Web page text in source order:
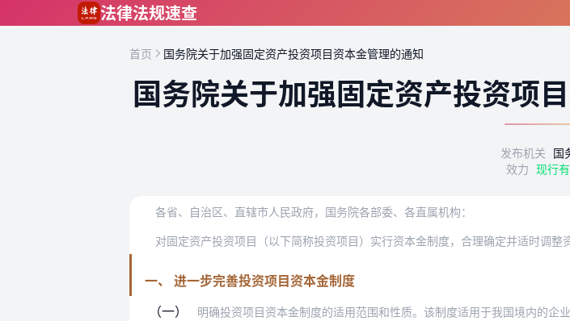
法律法规速查
首页 国务院关于加强固定资产投资项目资本金管理的通知
国务院关于加强固定资产投资项
发布机关 国
效力 现行
各省、自治区、直辖市人民政府，国务院各部委、各直属机构：
一、 进一步完善投资项目资本金制度
（一）
明确投资项目资本金制度的适用范围和性质。该制度适用于我国境内的企业投资项目和政府